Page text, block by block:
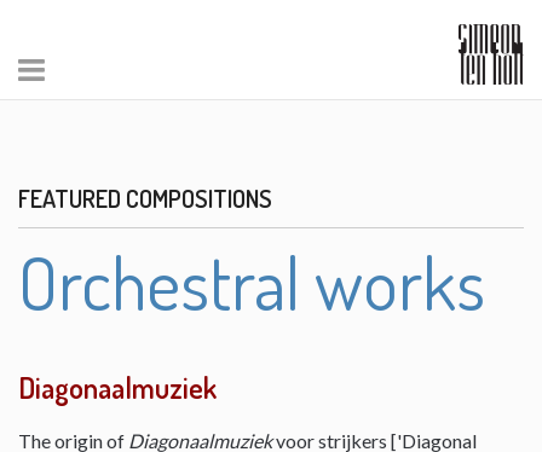
FEATURED COMPOSITIONS
Orchestral works
Diagonaalmuziek
The origin of Diagonaalmuziekvoor strijkers ['Diagonal